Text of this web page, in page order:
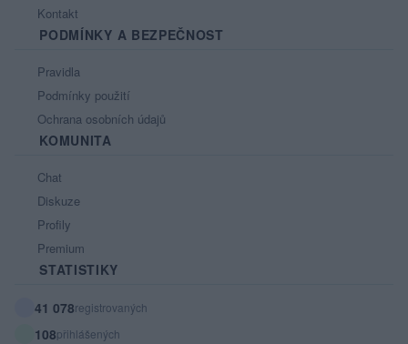
Kontakt
PODMÍNKY A BEZPEČNOST
Pravidla
Podmínky použití
Ochrana osobních údajů
KOMUNITA
Chat
Diskuze
Profily
Premium
STATISTIKY
41 078registrovaných
108přihlášených